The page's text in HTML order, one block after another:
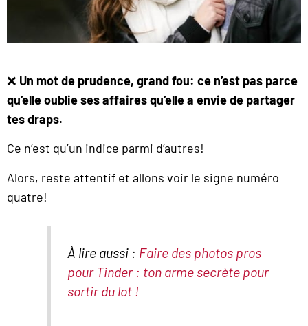
❌ Un mot de prudence, grand fou: ce n’est pas parce
qu’elle oublie ses affaires qu’elle a envie de partager
tes draps.
Ce n’est qu’un indice parmi d’autres!
Alors, reste attentif et allons voir le signe numéro
quatre!
À lire aussi : Faire des photos pros
pour Tinder : ton arme secrète pour
sortir du lot !